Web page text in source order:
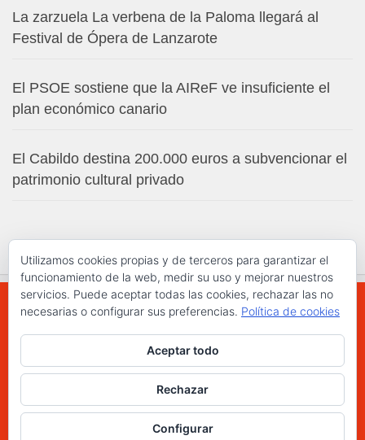
La zarzuela La verbena de la Paloma llegará al
Festival de Ópera de Lanzarote
El PSOE sostiene que la AIReF ve insuficiente el
plan económico canario
El Cabildo destina 200.000 euros a subvencionar el
patrimonio cultural privado
WWW.ELCHAPLON.COM © 2026. Todos los
derechos reservados.
Utilizamos cookies propias y de terceros para garantizar el
funcionamiento de la web, medir su uso y mejorar nuestros
servicios. Puede aceptar todas las cookies, rechazar las no
necesarias o configurar sus preferencias. Política de cookies
Aceptar todo
Rechazar
Configurar